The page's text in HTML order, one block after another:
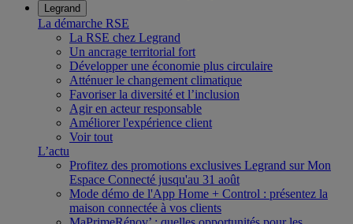
Legrand
La démarche RSE
La RSE chez Legrand
Un ancrage territorial fort
Développer une économie plus circulaire
Atténuer le changement climatique
Favoriser la diversité et l’inclusion
Agir en acteur responsable
Améliorer l'expérience client
Voir tout
L’actu
Profitez des promotions exclusives Legrand sur Mon
Espace Connecté jusqu'au 31 août
Mode démo de l'App Home + Control : présentez la
maison connectée à vos clients